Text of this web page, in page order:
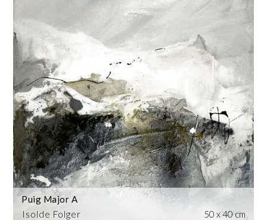
Isolde Folger
Puig Major A
50 x 40 cm